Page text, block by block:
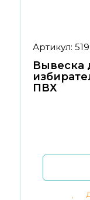
Артикул:
Вывеска
ПВХ